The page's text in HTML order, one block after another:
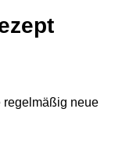
regelmäßig neue